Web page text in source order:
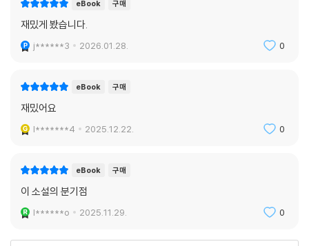
터리 부서로 끌려가는 꿈을 꾸고 친구들과 구출 작전을 개시한다.
6탄 『해리포터와 혼혈 왕자』
슬러그혼은 마법약 과목을 가르치고, 스네이프는 어둠의 마법 방어술을 가
르치게 된다. 슬러그혼의 첫 수업에서 해리는 혼혈 왕자라는 별칭을 가진
소년이 쓰던 책을 받게 되고, 그 책의 도움으로 마법의 약 수업에서 두각을
실을 알려준다. 두 사람은 호크룩스를 찾기 위해 볼드모트가 어린 시절 들
렀던 동굴을 찾지만 별 소득을 얻지 못한다. 지친 몸으로 학교에 돌아온 해
리는 잠입한 볼드모트의 추종자들과 맞닥뜨리고, 뼈아픈 상실을 경험하게
eBook 구매
재밌게 봤습니다.
j******3 2026.01.28. 0
eBook 구매
재밌어요
l*******4 2025.12.22. 0
eBook 구매
이 소설의 분기점
l******o 2025.11.29. 0